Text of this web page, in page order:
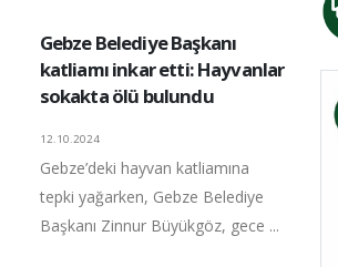
Gebze Belediye Başkanı
katliamı inkar etti: Hayvanlar
sokakta ölü bulundu
12.10.2024
Gebze’deki hayvan katliamına
tepki yağarken, Gebze Belediye
Başkanı Zinnur Büyükgöz, gece ...